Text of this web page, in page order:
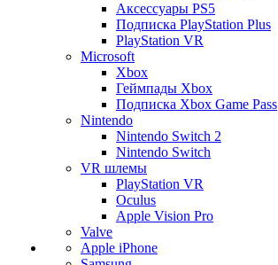
Аксессуары PS5
Подписка PlayStation Plus
PlayStation VR
Microsoft
Xbox
Геймпады Xbox
Подписка Xbox Game Pass
Nintendo
Nintendo Switch 2
Nintendo Switch
VR шлемы
PlayStation VR
Oculus
Apple Vision Pro
Valve
Apple iPhone